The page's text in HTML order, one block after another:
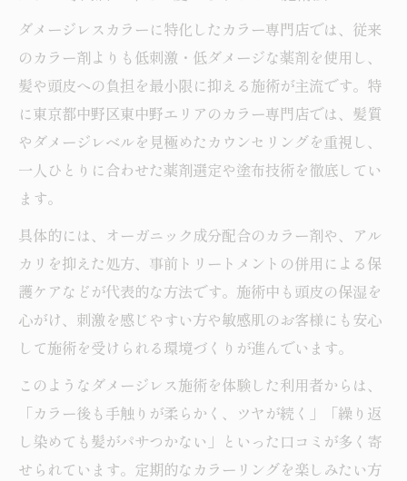
艶髪へ導くカラー専門店の選び方とは
カラー専門店のカウンセリングで艶髪を実
現
東中野ヘアカラー専門店の施術の特徴を解
中野カラー専門店ならではの美髪サポート
髪質改善を重視したサロン選びのポイント
透明感重視なら東中野エリアが狙い目
カラー専門店で叶う透明感溢れる髪色の秘
訣
東中野ヘアカラー専門店が選ばれる理由を
紹介
口コミで評判の透明感重視カラー専門店特
集
ダメージレスカラーに特化したカラー専門店では、従来
のカラー剤よりも低刺激・低ダメージな薬剤を使用し、
髪や頭皮への負担を最小限に抑える施術が主流です。特
に東京都中野区東中野エリアのカラー専門店では、髪質
やダメージレベルを見極めたカウンセリングを重視し、
一人ひとりに合わせた薬剤選定や塗布技術を徹底してい
ます。
具体的には、オーガニック成分配合のカラー剤や、アル
カリを抑えた処方、事前トリートメントの併用による保
護ケアなどが代表的な方法です。施術中も頭皮の保湿を
心がけ、刺激を感じやすい方や敏感肌のお客様にも安心
して施術を受けられる環境づくりが進んでいます。
このようなダメージレス施術を体験した利用者からは、
「カラー後も手触りが柔らかく、ツヤが続く」「繰り返
し染めても髪がパサつかない」といった口コミが多く寄
せられています。定期的なカラーリングを楽しみたい方